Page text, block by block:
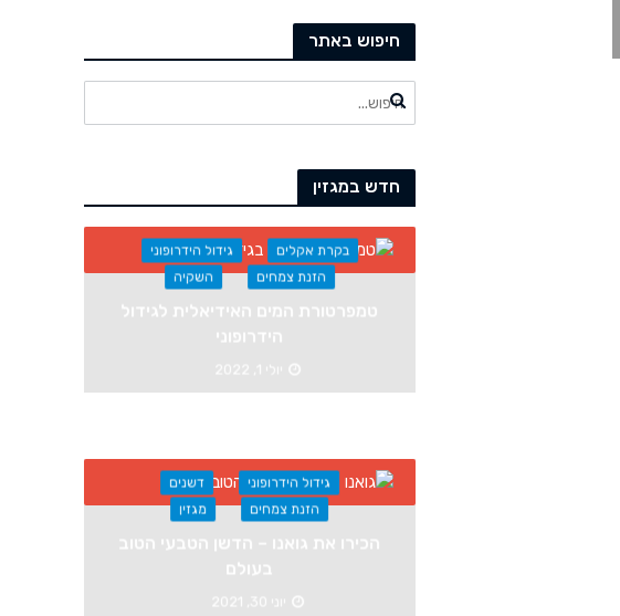
חיפוש באתר
חדש במגזין
בקרת אקלים
גידול הידרופוני
הזנת צמחים
השקיה
טמפרטורת המים האידיאלית לגידול
הידרופוני
גידול הידרופוני
דשנים
הזנת צמחים
מגזין
הכירו את גואנו – הדשן הטבעי הטוב
בעולם
יוני 30, 2021